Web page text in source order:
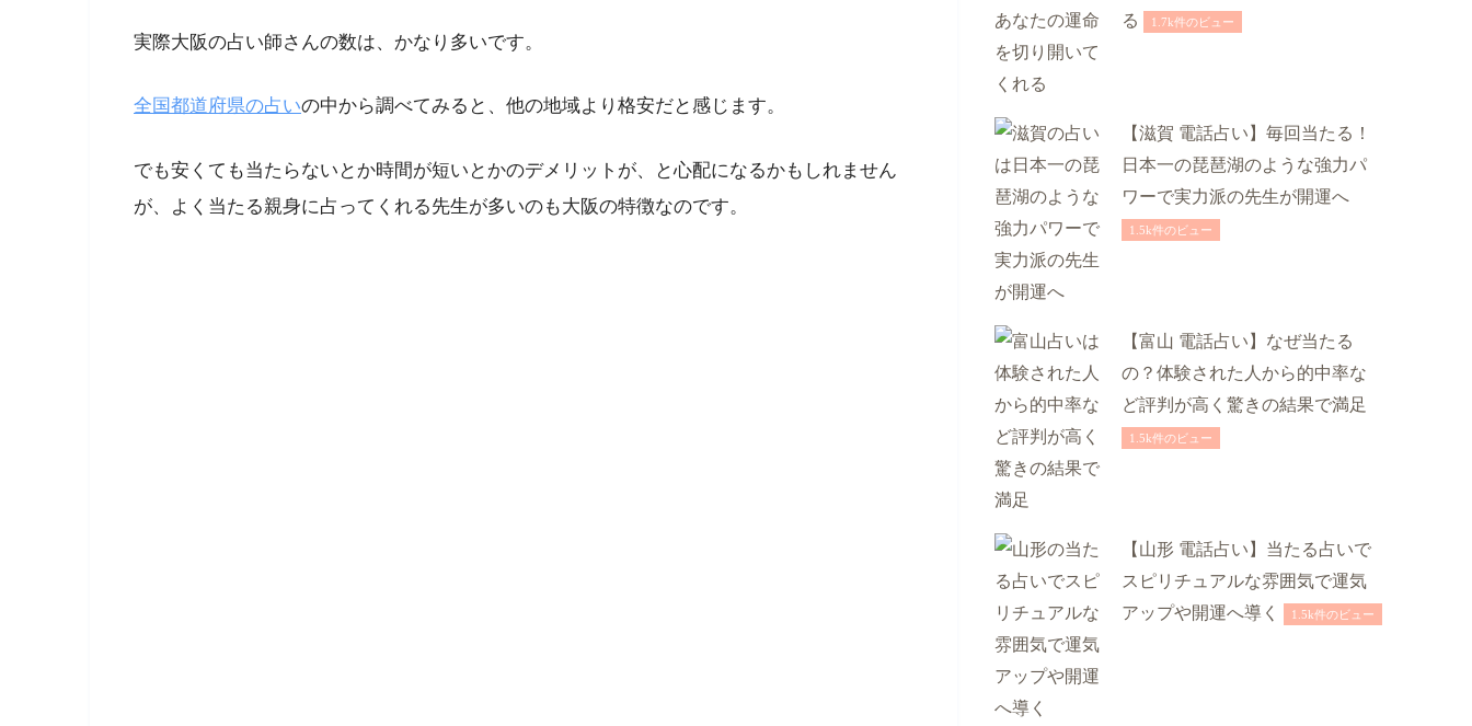
実際大阪の占い師さんの数は、かなり多いです。
全国都道府県の占いの中から調べてみると、他の地域より格安だと感じます。
でも安くても当たらないとか時間が短いとかのデメリットが、と心配になるかもしれません
が、よく当たる親身に占ってくれる先生が多いのも大阪の特徴なのです。
る
1.7k件のビュー
【滋賀 電話占い】毎回当たる！
日本一の琵琶湖のような強力パ
ワーで実力派の先生が開運へ
1.5k件のビュー
【富山 電話占い】なぜ当たる
の？体験された人から的中率な
ど評判が高く驚きの結果で満足
1.5k件のビュー
【山形 電話占い】当たる占いで
スピリチュアルな雰囲気で運気
アップや開運へ導く
1.5k件のビュー